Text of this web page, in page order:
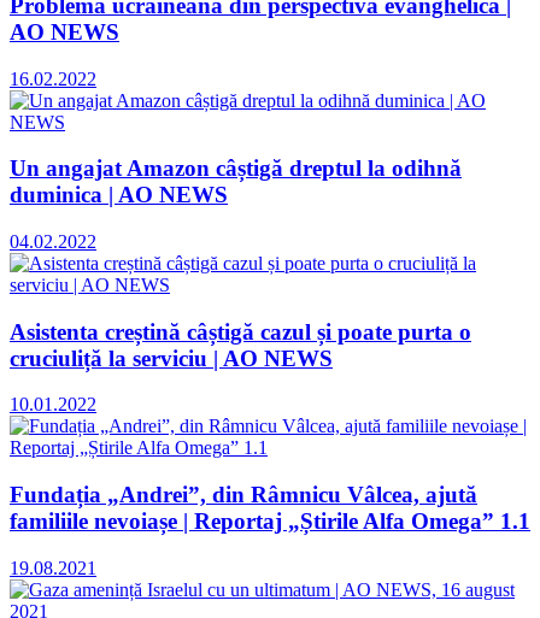
Problema ucraineană din perspectivă evanghelică |
AO NEWS
16.02.2022
Un angajat Amazon câștigă dreptul la odihnă
duminica | AO NEWS
04.02.2022
Asistenta creștină câștigă cazul și poate purta o
cruciuliță la serviciu | AO NEWS
10.01.2022
Fundația „Andrei”, din Râmnicu Vâlcea, ajută
familiile nevoiașe | Reportaj „Știrile Alfa Omega” 1.1
19.08.2021